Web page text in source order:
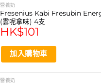
營養奶
Fresenius Kabi Fresubin
(雲呢拿味) 4支
HK$101
加入購物車
營養奶